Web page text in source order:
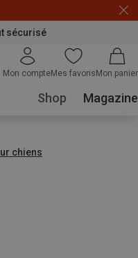
sécurisé
Mon compteMes favoris Mon panier
Shop Magazine
chiens